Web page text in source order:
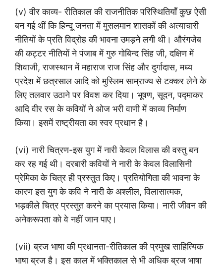
(v) वीर काव्य- रीतिकाल की राजनीतिक परिस्थितियाँ कुछ ऐसी
बन गई थीं कि हिन्दू जनता में मुसलमान शासकों की अत्याचारी
नीतियों के प्रति विद्रोह की भावना उमड़ने लगी थी। औरंगजेब
की कट्टर नीतियों ने पंजाब में गुरु गोबिन्द सिंह जी, दक्षिण में
शिवाजी, राजस्थान में महाराज राज सिंह और दुर्गादास, मध्य
प्रदेश में छत्रसाल आदि को मुस्लिम साम्राज्य से टक्कर लेने के
लिए तलवार उठाने पर विवश कर दिया। भूषण, सूदन, पद्माकर
आदि वीर रस के कवियों ने ओज भरी वाणी में काव्य निर्माण
किया। इसमें राष्ट्रीयता का स्वर प्रधान है।
(vi) नारी चित्रण-इस युग में नारी केवल विलास की वस्तु बन
कर रह गई थी। दरबारी कवियों ने नारी के केवल विलासिनी
प्रेमिका के चित्र ही प्रस्तुत किए। प्रतियोगिता की भावना के
कारण इस युग के कवि ने नारी के अश्लील, विलासात्मक,
भड़कीले चित्र प्रस्तुत करने का प्रयास किया। नारी जीवन की
अनेकरूपता को वे नहीं जान पाए।
(vii) ब्रज भाषा की प्रधानता-रीतिकाल की प्रमुख साहित्यिक
भाषा ब्रज है। इस काल में भक्तिकाल से भी अधिक ब्रज भाषा